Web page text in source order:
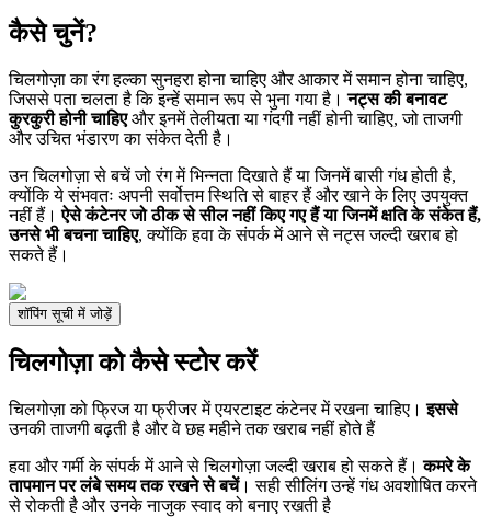
कैसे चुनें?
चिलगोज़ा का रंग हल्का सुनहरा होना चाहिए और आकार में समान होना चाहिए,
जिससे पता चलता है कि इन्हें समान रूप से भुना गया है।नट्स की बनावट
कुरकुरी होनी चाहिएऔर इनमें तेलीयता या गंदगी नहीं होनी चाहिए, जो ताजगी
और उचित भंडारण का संकेत देती है।
उन चिलगोज़ा से बचें जो रंग में भिन्नता दिखाते हैं या जिनमें बासी गंध होती है,
क्योंकि ये संभवतः अपनी सर्वोत्तम स्थिति से बाहर हैं और खाने के लिए उपयुक्त
नहीं हैं।ऐसे कंटेनर जो ठीक से सील नहीं किए गए हैं या जिनमें क्षति के संकेत हैं,
उनसे भी बचना चाहिए, क्योंकि हवा के संपर्क में आने से नट्स जल्दी खराब हो
सकते हैं।
शॉपिंग सूची में जोड़ें
चिलगोज़ा को कैसे स्टोर करें
चिलगोज़ा को फ्रिज या फ्रीजर में एयरटाइट कंटेनर में रखना चाहिए।इससे
उनकी ताजगी बढ़ती है और वे छह महीने तक खराब नहीं होते हैं
हवा और गर्मी के संपर्क में आने से चिलगोज़ा जल्दी खराब हो सकते हैं।कमरे के
तापमान पर लंबे समय तक रखने से बचें। सही सीलिंग उन्हें गंध अवशोषित करने
से रोकती है और उनके नाजुक स्वाद को बनाए रखती है